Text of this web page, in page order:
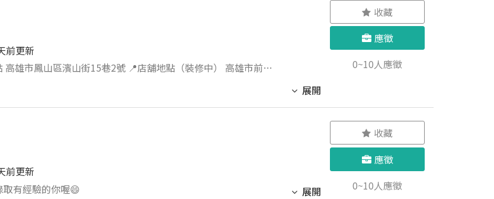
前更新
合製作的餐點） 煎台（烹飪食材） 炒台（煮茶 備料 麵類） 🈲
勿試🔺 💡面試流程⬇️ 🉑電聯📱預
完整履歷到店鋪 🉑面試地點 ：高雄市鳳山區濱山街15巷2號
展開
收藏
應徵
0~10人應徵
前更新
有經驗的你喔😄
展開
收藏
應徵
0~10人應徵